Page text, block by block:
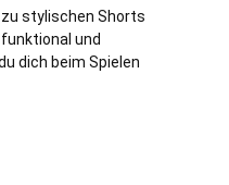
stylischen Shorts
und
dich beim Spielen